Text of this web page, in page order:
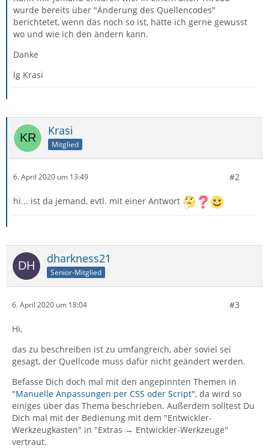
wurde bereits über "Änderung des Quellencodes"
berichtetet, wenn das noch so ist, hätte ich gerne gewusst
wo und wie ich den ändern kann.
Danke
lg Krasi
Krasi
Mitglied
6. April 2020 um 13:49 #2
hi... ist da jemand, evtl. mit einer Antwort
dharkness21
Senior-Mitglied
6. April 2020 um 18:04 #3
Hi,
das zu beschreiben ist zu umfangreich, aber soviel sei
gesagt, der Quellcode muss dafür nicht geändert werden.
Befasse Dich doch mal mit den angepinnten Themen in
"Manuelle Anpassungen per CSS oder Script", da wird so
einiges über das Thema beschrieben. Außerdem solltest Du
Dich mal mit der Bedienung mit dem "Entwickler-
Werkzeugkasten" in "Extras → Entwickler-Werkzeuge"
vertraut.